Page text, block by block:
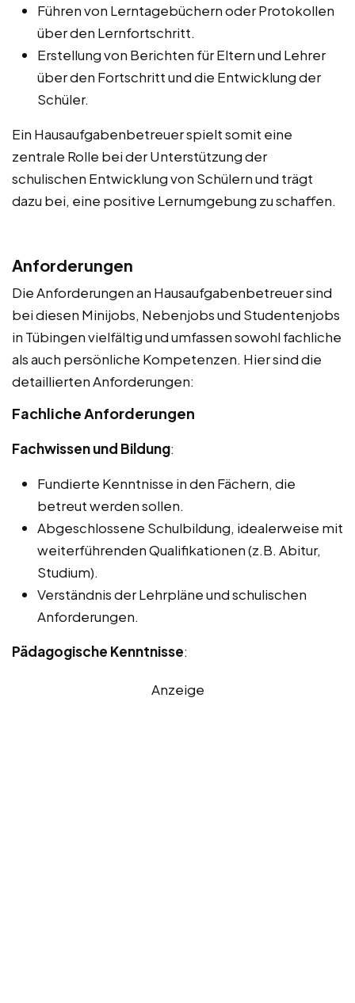
Führen von Lerntagebüchern oder Protokollen
über den Lernfortschritt.
Erstellung von Berichten für Eltern und Lehrer
über den Fortschritt und die Entwicklung der
Schüler.
Ein Hausaufgabenbetreuer spielt somit eine
zentrale Rolle bei der Unterstützung der
schulischen Entwicklung von Schülern und trägt
dazu bei, eine positive Lernumgebung zu schaffen.
Anforderungen
Die Anforderungen an Hausaufgabenbetreuer sind
bei diesen Minijobs, Nebenjobs und Studentenjobs
in Tübingen vielfältig und umfassen sowohl fachliche
als auch persönliche Kompetenzen. Hier sind die
detaillierten Anforderungen:
Fachliche Anforderungen
Fachwissen und Bildung:
Fundierte Kenntnisse in den Fächern, die
betreut werden sollen.
Abgeschlossene Schulbildung, idealerweise mit
weiterführenden Qualifikationen (z.B. Abitur,
Studium).
Verständnis der Lehrpläne und schulischen
Anforderungen.
Pädagogische Kenntnisse:
Anzeige